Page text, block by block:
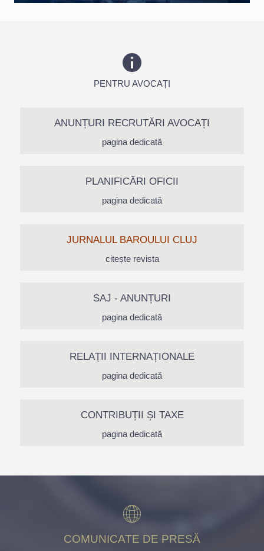
PENTRU AVOCAȚI
ANUNȚURI RECRUTĂRI AVOCAȚI
pagina dedicată
PLANIFICĂRI OFICII
pagina dedicată
JURNALUL BAROULUI CLUJ
citește revista
SAJ - ANUNȚURI
pagina dedicată
RELAȚII INTERNAȚIONALE
pagina dedicată
CONTRIBUȚII ȘI TAXE
pagina dedicată
COMUNICATE DE PRESĂ